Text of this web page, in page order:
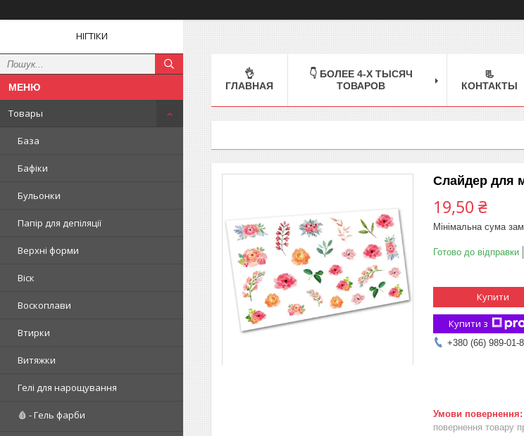
НІГТІКИ
Товары
База
Бафіки
Бульонки
Папір для депіляції
Верхні форми
Віск
Воскоплави
Втирки
Витяжки
Гелі для нарощування
🩸 - Гель фарби
👌
ГЛАВНАЯ
👇 БОЛЕЕ 4-Х ТЫСЯЧ
ТОВАРОВ
📃
КОНТАКТЫ
Слайдер для
19,50 ₴
Мінімальна сума
Готово до відправки
Купити
Купити з
+380 (66) 989-01-
повернення товару